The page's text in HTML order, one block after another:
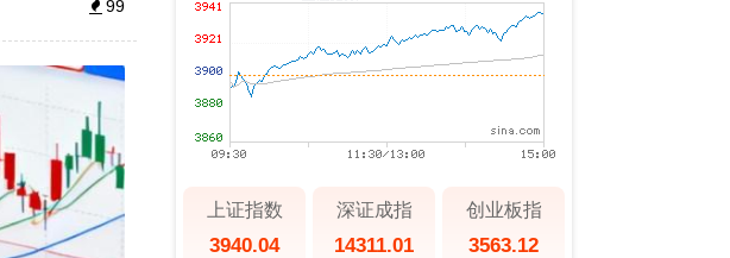
99
上证指数
3940.04
深证成指
14311.01
创业板指
3563.12